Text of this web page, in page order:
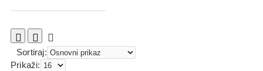
Sortiraj:
Prikaži: